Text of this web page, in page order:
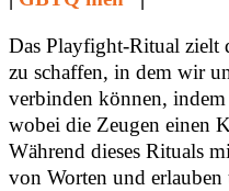
Das Playfight-Ritual zielt
zu schaffen, in dem wir
verbinden können,
wobei die Zeugen einen
Während dieses Rituals
von Worten und erlauben